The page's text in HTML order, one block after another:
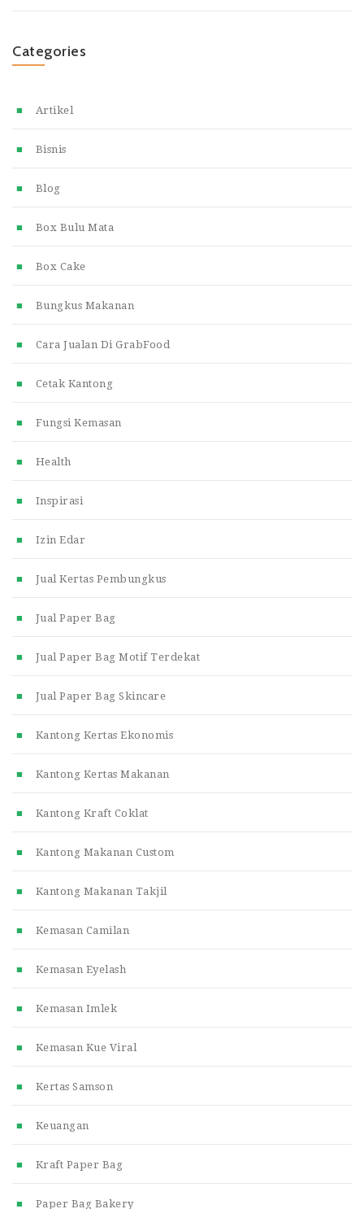
Categories
Artikel
Bisnis
Blog
Box Bulu Mata
Box Cake
Bungkus Makanan
Cara Jualan Di GrabFood
Cetak Kantong
Fungsi Kemasan
Health
Inspirasi
Izin Edar
Jual Kertas Pembungkus
Jual Paper Bag
Jual Paper Bag Motif Terdekat
Jual Paper Bag Skincare
Kantong Kertas Ekonomis
Kantong Kertas Makanan
Kantong Kraft Coklat
Kantong Makanan Custom
Kantong Makanan Takjil
Kemasan Camilan
Kemasan Eyelash
Kemasan Imlek
Kemasan Kue Viral
Kertas Samson
Keuangan
Kraft Paper Bag
Paper Bag Bakery